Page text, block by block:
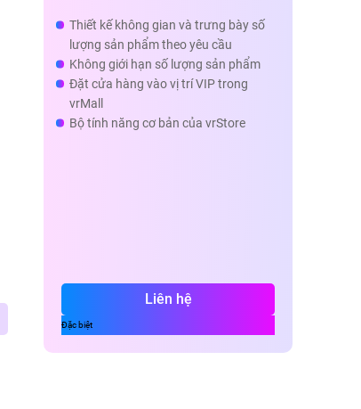
Thiết kế không gian và trưng bày số
lượng sản phẩm theo yêu cầu
Không giới hạn số lượng sản phẩm
Đặt cửa hàng vào vị trí VIP trong
vrMall
Bộ tính năng cơ bản của vrStore
Liên hệ